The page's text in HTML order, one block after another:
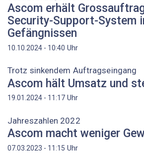
Ascom erhält
Security-Support-System
Gefängnissen
10.10.2024 - 10:40 Uhr
Trotz sinkendem Auftragseingang
Ascom hält Umsatz und
19.01.2024 - 11:17 Uhr
Jahreszahlen 2022
Ascom macht weniger
07.03.2023 - 11:15 Uhr